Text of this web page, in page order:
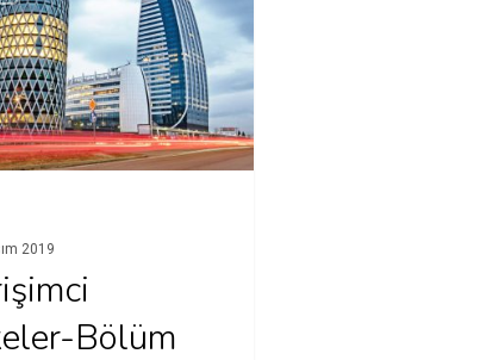
2019
Bölüm